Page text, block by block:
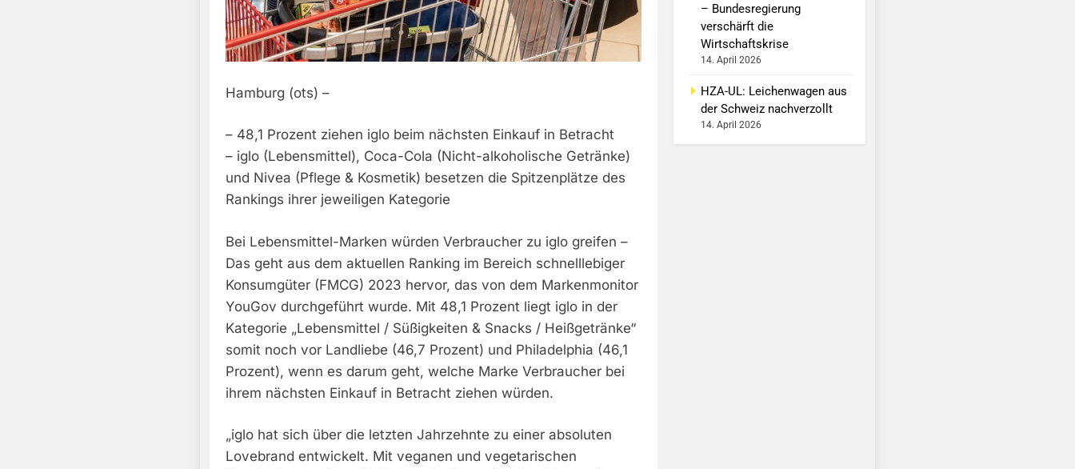
Hamburg (ots) –
– 48,1 Prozent ziehen iglo beim nächsten Einkauf in Betracht
– iglo (Lebensmittel), Coca-Cola (Nicht-alkoholische Getränke)
und Nivea (Pflege & Kosmetik) besetzen die Spitzenplätze des
Rankings ihrer jeweiligen Kategorie
Bei Lebensmittel-Marken würden Verbraucher zu iglo greifen –
Das geht aus dem aktuellen Ranking im Bereich schnelllebiger
Konsumgüter (FMCG) 2023 hervor, das von dem Markenmonitor
YouGov durchgeführt wurde. Mit 48,1 Prozent liegt iglo in der
Kategorie „Lebensmittel / Süßigkeiten & Snacks / Heißgetränke“
somit noch vor Landliebe (46,7 Prozent) und Philadelphia (46,1
Prozent), wenn es darum geht, welche Marke Verbraucher bei
ihrem nächsten Einkauf in Betracht ziehen würden.
„iglo hat sich über die letzten Jahrzehnte zu einer absoluten
Lovebrand entwickelt. Mit veganen und vegetarischen
– Bundesregierung
verschärft die
Wirtschaftskrise
14. April 2026
HZA-UL: Leichenwagen aus
der Schweiz nachverzollt
14. April 2026